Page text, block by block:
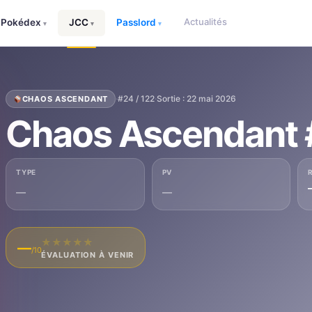
Pokédex ▾ JCC ▾ Passlord ▾ Actualités
CHAOS ASCENDANT ·#24 / 122·Sortie : 22 mai 2026
Chaos Ascendant
TYPE
—
PV
—
—/10
★ ★ ★ ★ ★
ÉVALUATION À VENIR